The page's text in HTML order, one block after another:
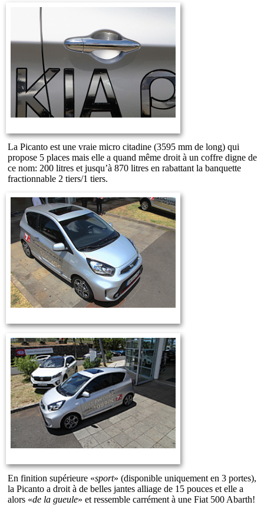
La Picanto est une vraie micro citadine (3595 mm de long) qui
propose 5 places mais elle a quand même droit à un coffre digne de
ce nom: 200 litres et jusqu’à 870 litres en rabattant la banquette
fractionnable 2 tiers/1 tiers.
En finition supérieure «sport» (disponible uniquement en 3 portes),
la Picanto a droit à de belles jantes alliage de 15 pouces et elle a
alors «de la gueule» et ressemble carrément à une Fiat 500 Abarth!